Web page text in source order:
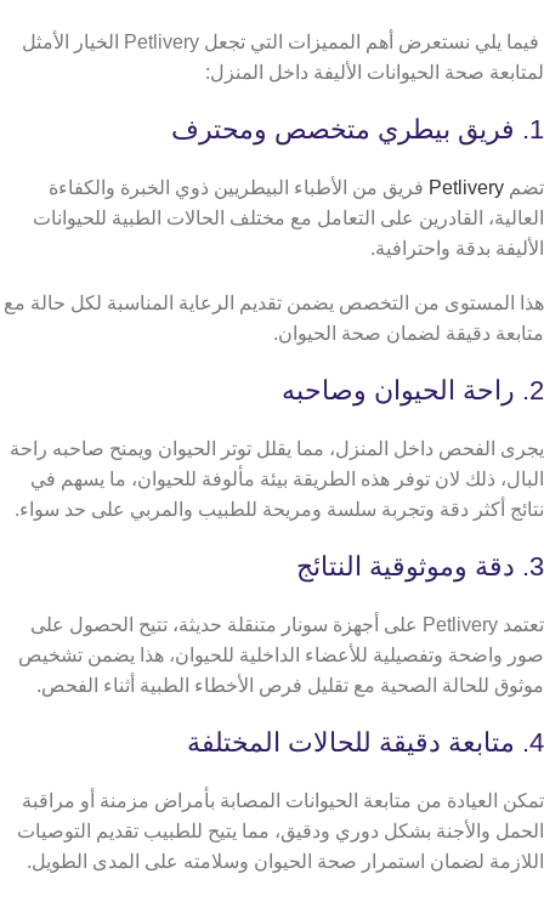
فيما يلي نستعرض أهم المميزات التي تجعل Petlivery الخيار الأمثل
لمتابعة صحة الحيوانات الأليفة داخل المنزل:
1. فريق بيطري متخصص ومحترف
تضم Petlivery فريق من الأطباء البيطريين ذوي الخبرة والكفاءة
العالية، القادرين على التعامل مع مختلف الحالات الطبية للحيوانات
الأليفة بدقة واحترافية.
هذا المستوى من التخصص يضمن تقديم الرعاية المناسبة لكل حالة مع
متابعة دقيقة لضمان صحة الحيوان.
2. راحة الحيوان وصاحبه
يجرى الفحص داخل المنزل، مما يقلل توتر الحيوان ويمنح صاحبه راحة
البال، ذلك لان توفر هذه الطريقة بيئة مألوفة للحيوان، ما يسهم في
نتائج أكثر دقة وتجربة سلسة ومريحة للطبيب والمربي على حد سواء.
3. دقة وموثوقية النتائج
تعتمد Petlivery على أجهزة سونار متنقلة حديثة، تتيح الحصول على
صور واضحة وتفصيلية للأعضاء الداخلية للحيوان، هذا يضمن تشخيص
موثوق للحالة الصحية مع تقليل فرص الأخطاء الطبية أثناء الفحص.
4. متابعة دقيقة للحالات المختلفة
تمكن العيادة من متابعة الحيوانات المصابة بأمراض مزمنة أو مراقبة
الحمل والأجنة بشكل دوري ودقيق، مما يتيح للطبيب تقديم التوصيات
اللازمة لضمان استمرار صحة الحيوان وسلامته على المدى الطويل.